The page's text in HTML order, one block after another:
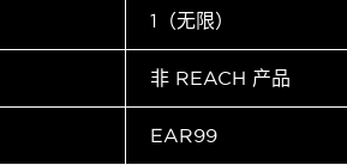
1（无限）
非 REACH 产品
EAR99